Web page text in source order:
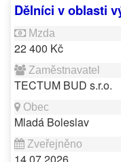
Dělníci v oblasti
22 400 Kč
TECTUM BUD s.r.o.
Mladá Boleslav